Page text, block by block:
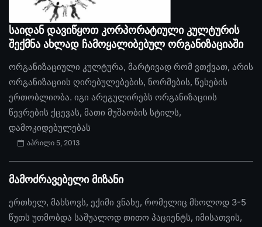
საიდან დავიწყოთ კორპორატიული კულტურის
შექმნა ახლად ჩამოყალიბებულ ორგანიზაციაში
ორგანიზაციული კულტურა, მარტივად რომ ვთქვათ, არის
ორგანიზაციის ღირებულებების, ნორმების, წესების
ერთობლიობა. იგი არეგულირებს ორგანიზაციის
წევრების ქცევას, მათი მუშაობის სტილს,
დამოკიდებულებას
აპრილი 5, 2013
მამოძრავებელი მიზანი
ერთხელ, მახსოვს, ექიმი ვნახე, რომელიც მხოლოდ 3-5
წუთს უთმობდა საშუალოდ თითო პაციენტს, იმისათვის,